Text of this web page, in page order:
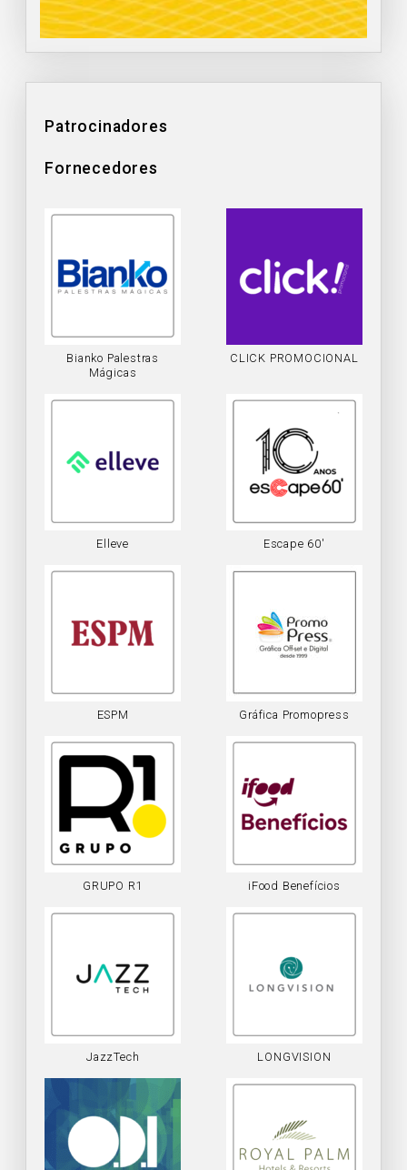
Patrocinadores
Fornecedores
Bianko Palestras
Mágicas
CLICK PROMOCIONAL
Elleve Escape 60′
ESPM Gráfica Promopress
GRUPO R1 iFood Benefícios
JazzTech LONGVISION